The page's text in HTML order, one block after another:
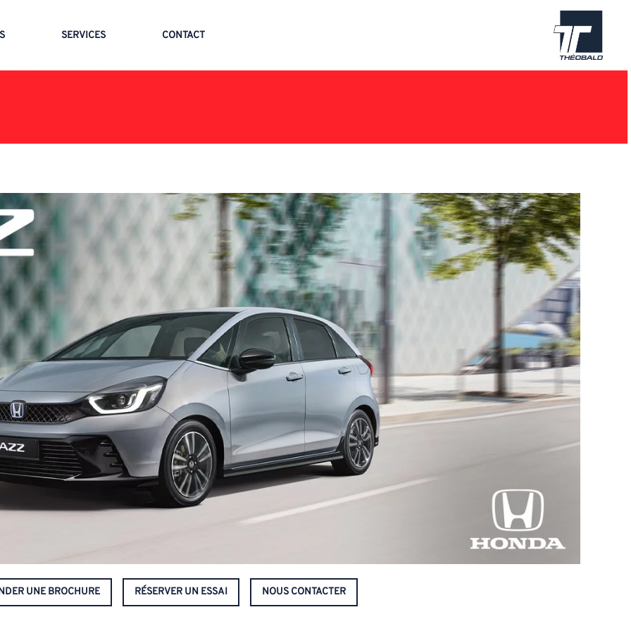
SERVICES CONTACT
UNE BROCHURE RÉSERVER UN ESSAI NOUS CONTACTER